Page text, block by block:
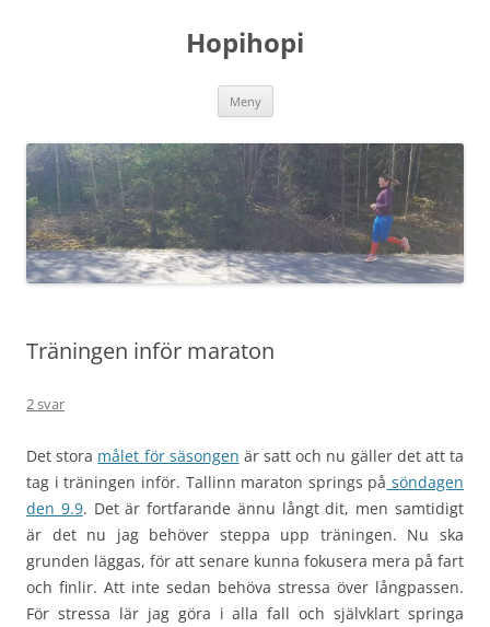
Hopihopi
Meny
Träningen inför maraton
2 svar
Det stora målet för säsongen är satt och nu gäller det att ta
tag i träningen inför. Tallinn maraton springs på söndagen
den 9.9. Det är fortfarande ännu långt dit, men samtidigt
är det nu jag behöver steppa upp träningen. Nu ska
grunden läggas, för att senare kunna fokusera mera på fart
och finlir. Att inte sedan behöva stressa över långpassen.
För stressa lär jag göra i alla fall och självklart springa